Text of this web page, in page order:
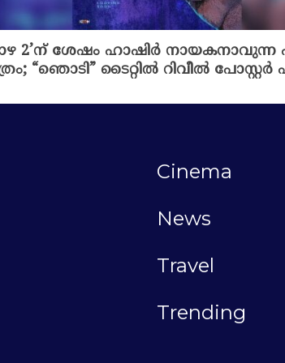
2’ന് ശേഷം ഹാഷിർ
“ഞൊടി” ടൈറ്റിൽ റിവീൽ
Cinema
News
Travel
Trending